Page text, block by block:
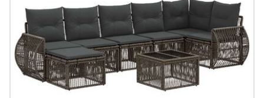
#sharemevidaxl